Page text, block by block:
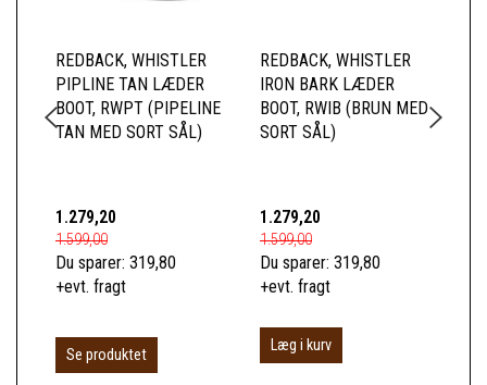
REDBACK, WHISTLER
PIPLINE TAN LÆDER
BOOT, RWPT (PIPELINE
TAN MED SORT SÅL)
1.279,20
1.599,00
Du sparer: 319,80
+evt. fragt
Se produktet
REDBACK, WHISTLER
IRON BARK LÆDER
BOOT, RWIB (BRUN MED
SORT SÅL)
1.279,20
1.599,00
Du sparer: 319,80
+evt. fragt
Læg i kurv